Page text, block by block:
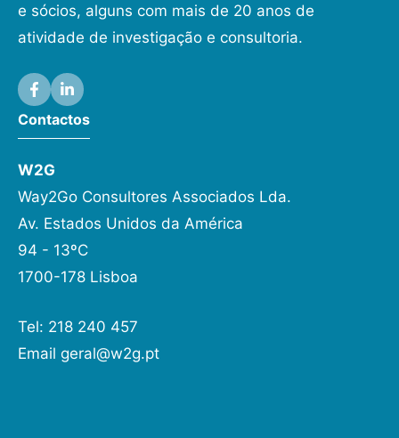
e sócios, alguns com mais de 20 anos de
atividade de investigação e consultoria.
Contactos
W2G
Way2Go Consultores Associados Lda.
Av. Estados Unidos da América
94 - 13ºC
1700-178 Lisboa
Tel: 218 240 457
Email geral@w2g.pt